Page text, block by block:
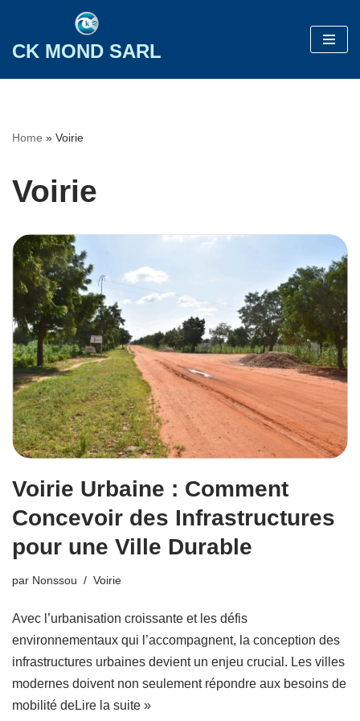
Aller
CK MOND SARL
Home » Voirie
Voirie
Voirie Urbaine : Comment
Concevoir des Infrastructures
pour une Ville Durable
par Nonssou Voirie
Avec l’urbanisation croissante et les défis
environnementaux qui l’accompagnent, la conception des
infrastructures urbaines devient un enjeu crucial. Les villes
modernes doivent non seulement répondre aux besoins de
mobilité deLire la suite »